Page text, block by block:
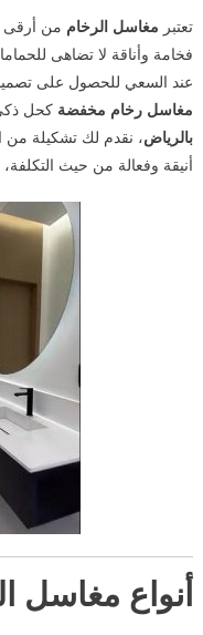
تعتبر مغاسل الرخام من أرقى
فخامة وأناقة لا تضاهى
عند السعي للحصول على
مغاسل رخام مخفضة كحل
بالرياض، نقدم لك تشكيلة من
أنيقة وفعالة من حيث
أنواع مغاسل